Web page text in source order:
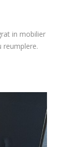
in mobilier
reumplere.